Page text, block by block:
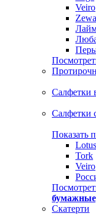
Veiro
Zewa
Салфетки
Салфетки
Показать
Lotus
Tork
Veiro
Скатерти